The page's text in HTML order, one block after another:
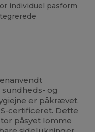
individuel pasform
og
er påkrævet.
certificeret. Dette
påsyet lomme